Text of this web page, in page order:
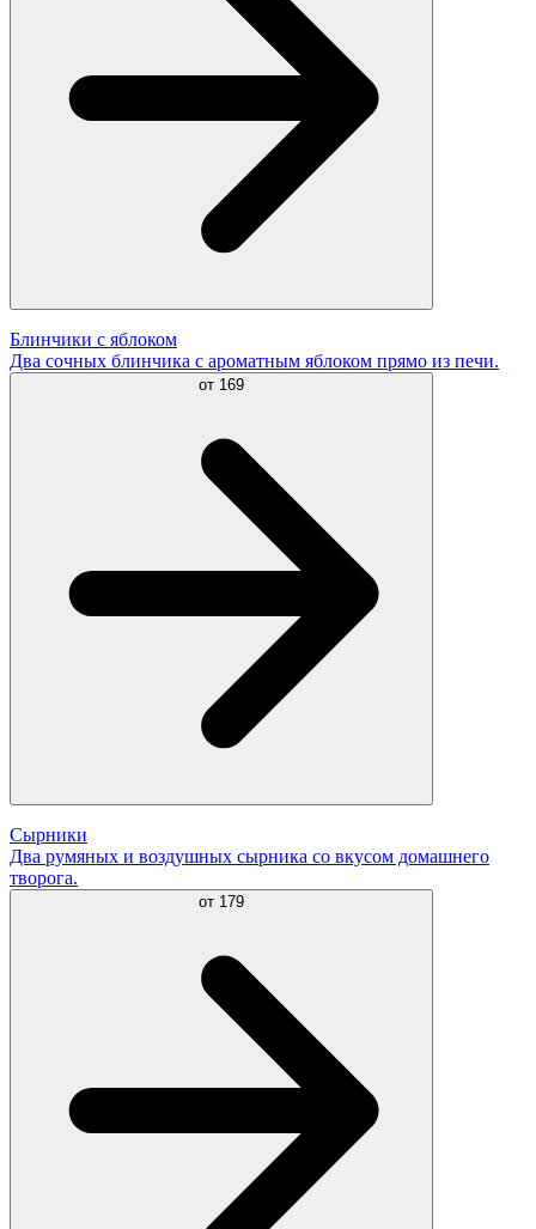
Блинчики с яблоком
Два сочных блинчика с ароматным яблоком прямо из печи.
от 169
Сырники
Два румяных и воздушных сырника со вкусом домашнего
творога.
от 179